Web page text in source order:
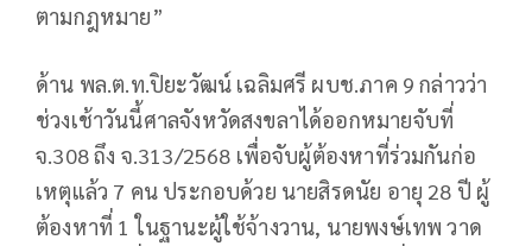
ตามกฎหมาย”
ด้าน พล.ต.ท.ปิยะวัฒน์ เฉลิมศรี ผบช.ภาค 9 กล่าวว่า
ช่วงเช้าวันนี้ศาลจังหวัดสงขลาได้ออกหมายจับที่
จ.308 ถึง จ.313/2568 เพื่อจับผู้ต้องหาที่ร่วมกันก่อ
เหตุแล้ว 7 คน ประกอบด้วย นายสิรดนัย อายุ 28 ปี ผู้
ต้องหาที่ 1 ในฐานะผู้ใช้จ้างวาน, นายพงษ์เทพ วาด